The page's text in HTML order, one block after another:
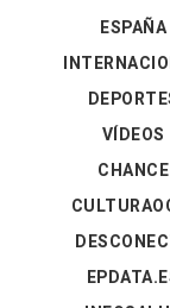
ESPAÑA
VÍDEOS
CHANCE